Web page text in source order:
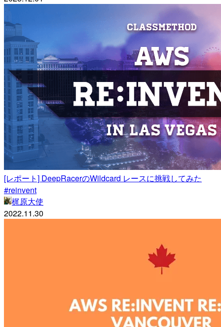
[レポート] DeepRacerのWildcard レースに挑戦してみた
#reinvent
梶原大使
2022.11.30